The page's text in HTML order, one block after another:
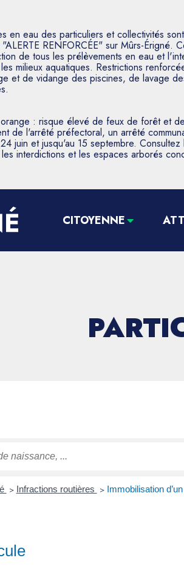
en eau des particuliers et collectivités
RENFORCÉE" sur Mûrs-Érigné.
de tous les prélèvements en eau et
milieux aquatiques. Restrictions
et de vidange des piscines, de lavage
: risque élevé de feux de forêt et
de l'arrêté préfectoral, un arrêté
juin et jusqu'au 15 septembre.
interdictions et les espaces arborés
CITOYENNE
> Infractions routières > Immobilisation